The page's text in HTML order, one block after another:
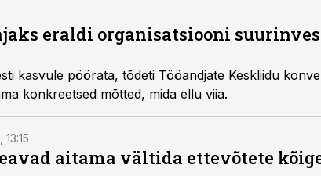
eraldi organisatsiooni
kasvule pöörata, tõdeti Tööandjate Keskliidu
konkreetsed mõtted, mida ellu viia.
aitama vältida ettevõtete